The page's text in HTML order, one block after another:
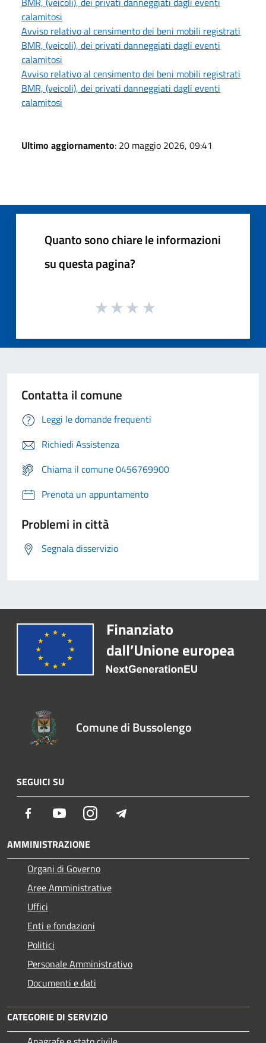
calamitosi
Avviso relativo al censimento dei beni mobili registrati
BMR, (veicoli), dei privati danneggiati dagli eventi
calamitosi
Avviso relativo al censimento dei beni mobili registrati
BMR, (veicoli), dei privati danneggiati dagli eventi
calamitosi
Ultimo aggiornamento: 20 maggio 2026, 09:41
Quanto sono chiare le informazioni
su questa pagina?
Contatta il comune
Leggi le domande frequenti
Richiedi Assistenza
Chiama il comune 0456769900
Prenota un appuntamento
Problemi in città
Segnala disservizio
Comune di Bussolengo
SEGUICI SU
Facebook YoutubeInstagram
AMMINISTRAZIONE
Organi di Governo
Aree Amministrative
Uffici
Enti e fondazioni
Politici
Personale Amministrativo
Documenti e dati
CATEGORIE DI SERVIZIO